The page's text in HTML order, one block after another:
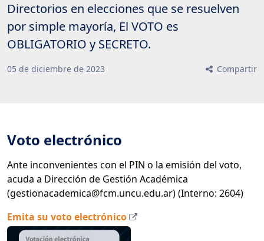
Directorios en elecciones que se resuelven
por simple mayoría, El VOTO es
OBLIGATORIO y SECRETO.
05 de diciembre de 2023 Compartir
Voto electrónico
Ante inconvenientes con el PIN o la emisión del voto,
acuda a Dirección de Gestión Académica
(gestionacademica@fcm.uncu.edu.ar) (Interno: 2604)
Emita su voto electrónico